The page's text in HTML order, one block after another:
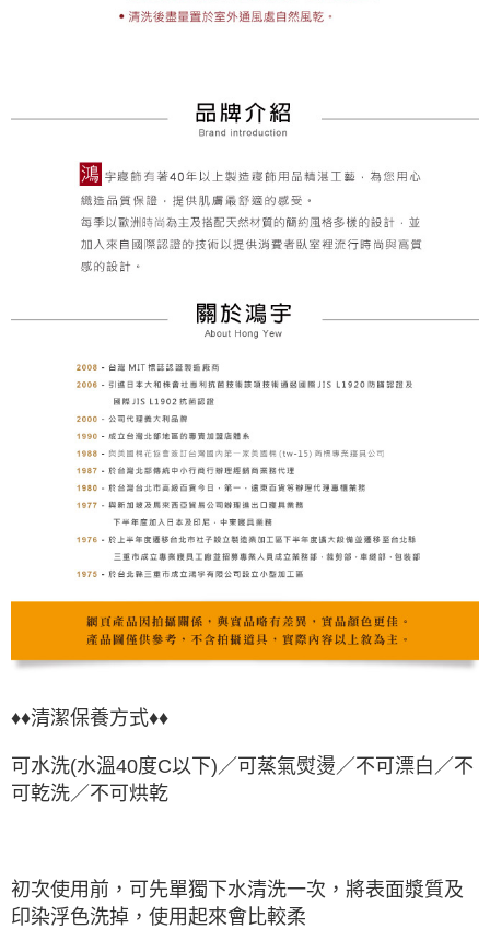
♦♦清潔保養方式♦♦
可水洗(水溫40度C以下)／可蒸氣熨燙／不可漂白／不
可乾洗／不可烘乾
初次使用前，可先單獨下水清洗一次，將表面漿質及
印染浮色洗掉，使用起來會比較柔